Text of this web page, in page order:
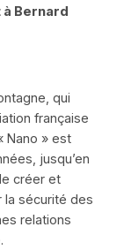
Bernard
qui
française
Nano »est
jusqu’en
créer et
la sécurité des
relations